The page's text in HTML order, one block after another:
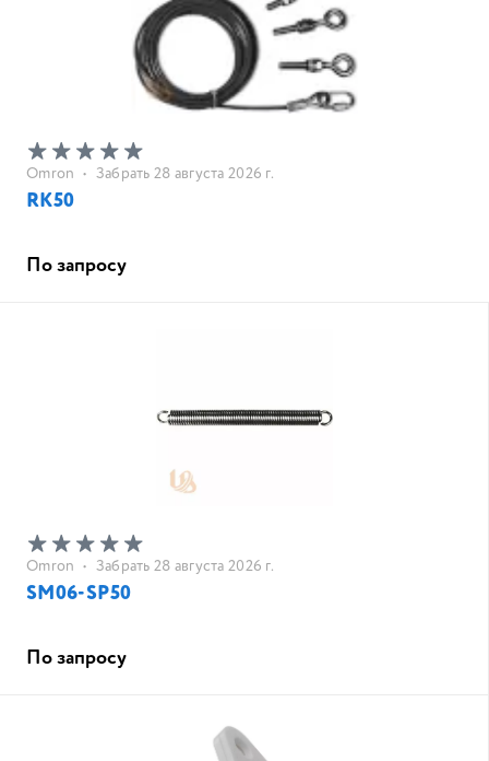
Omron • Забрать 28 августа 2026 г.
RK50
По запросу
Omron • Забрать 28 августа 2026 г.
SM06-SP50
По запросу